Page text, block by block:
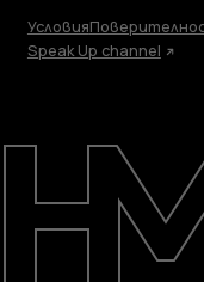
Информация
Ремонт,
Поддръжка
Условия
Speak Up channel